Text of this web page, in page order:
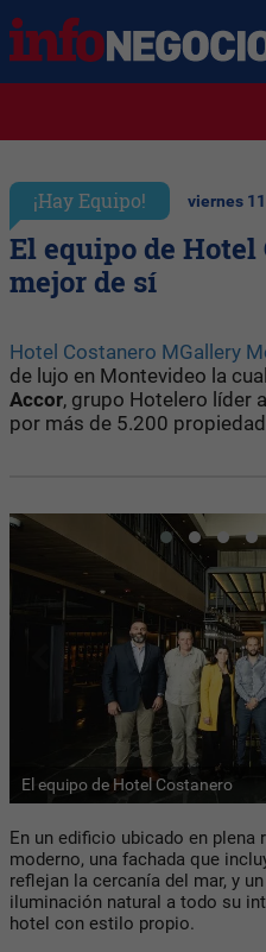
¡Hay Equipo! viernes
El equipo de Hotel
mejor de sí
Hotel Costanero MGallery
de lujo en Montevideo la
Accor, grupo Hotelero líder
por más de 5.200
El equipo de Hotel Costanero
En un edificio ubicado en plena
moderno, una fachada que
reflejan la cercanía del mar, y
iluminación natural a todo su
hotel con estilo propio.